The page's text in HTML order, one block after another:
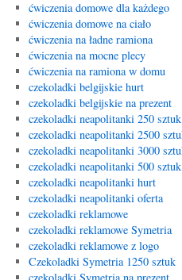
ćwiczenia domowe dla każdego
ćwiczenia domowe na ciało
ćwiczenia na ładne ramiona
ćwiczenia na mocne plecy
ćwiczenia na ramiona w domu
czekoladki belgijskie hurt
czekoladki belgijskie na prezent
czekoladki neapolitanki 250 sztuk
czekoladki neapolitanki 2500
czekoladki neapolitanki 3000
czekoladki neapolitanki 500 sztuk
czekoladki neapolitanki hurt
czekoladki neapolitanki oferta
czekoladki reklamowe
czekoladki reklamowe Symetria
czekoladki reklamowe z logo
Czekoladki Symetria 1250 sztuk